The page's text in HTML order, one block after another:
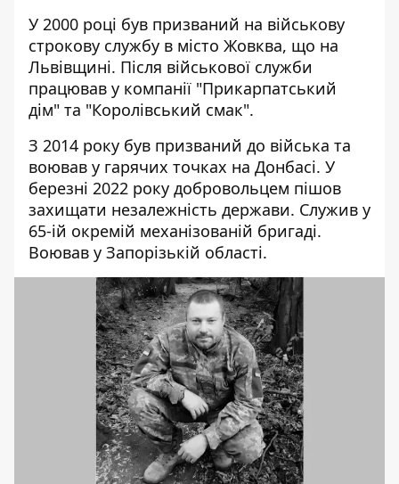
У 2000 році був призваний на військову
строкову службу в місто Жовква, що на
Львівщині. Після військової служби
працював у компанії "Прикарпатський
дім" та "Королівський смак".
З 2014 року був призваний до війська та
воював у гарячих точках на Донбасі. У
березні 2022 року добровольцем пішов
захищати незалежність держави. Служив у
65-ій окремій механізованій бригаді.
Воював у Запорізькій області.